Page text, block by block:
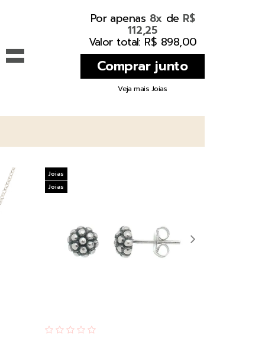
=
Por apenas 8x de R$
112,25
Valor total: R$ 898,00
Veja mais Joias
Joias
Joias